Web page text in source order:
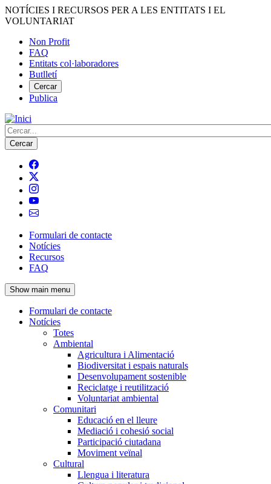
Vés
al
NOTÍCIES I RECURSOS PER A LES ENTITATS I EL
VOLUNTARIAT
Menú
del
compte
d'usuari
Non Profit
FAQ
Entitats col·laboradores
Butlletí
Cercar
Publica
Cerca
Navegació
principal
de
l'encapçalament
Formulari de contacte
Notícies
Recursos
FAQ
Show main menu
Navegació
principal
Formulari de contacte
Notícies
Totes
Ambiental
Agricultura i Alimentació
Biodiversitat i espais naturals
Desenvolupament sostenible
Reciclatge i reutilització
Voluntariat ambiental
Comunitari
Educació en el lleure
Mediació i cohesió social
Participació ciutadana
Moviment veïnal
Cultural
Llengua i literatura